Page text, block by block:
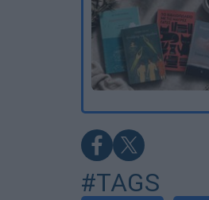
#TAGS